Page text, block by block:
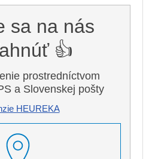
sa na nás
👍
prostredníctvom
a Slovenskej pošty
HEUREKA